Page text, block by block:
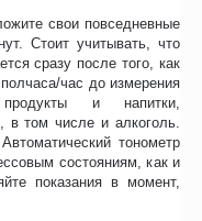
свои повседневные
Стоит учитывать, что
сразу после того, как
час до измерения
и напитки,
в том числе и алкоголь.
тонометр
состояниям, как и
показания в момент,